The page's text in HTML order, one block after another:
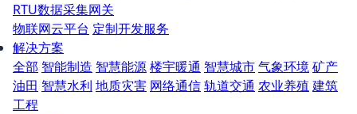
RTU数据采集网关
物联网云平台 定制开发服务
解决方案
全部 智能制造 智慧能源楼宇暖通 智慧城市气象环境矿产
油田 智慧水利 地质灾害 网络通信轨道交通 农业养殖 建筑
工程